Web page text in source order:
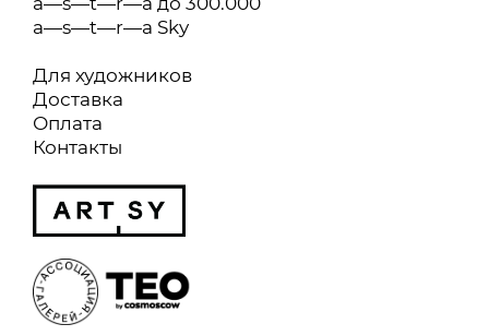
a—s—t—r—a Sky
Для художников
Доставка
Оплата
Контакты